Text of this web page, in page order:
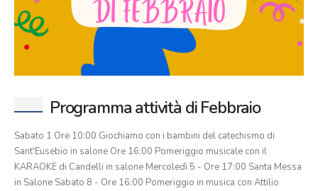
Programma attività di Febbraio
Sabato 1 Ore 10:00 Giochiamo con i bambini del catechismo di
Sant'Eusebio in salone Ore 16:00 Pomeriggio musicale con il
KARAOKE di Candelli in salone Mercoledì 5 - Ore 17:00 Santa Messa
in Salone Sabato 8 - Ore 16:00 Pomeriggio in musica con Attilio